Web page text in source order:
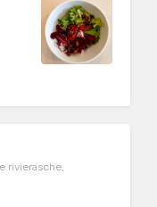
rivierasche,